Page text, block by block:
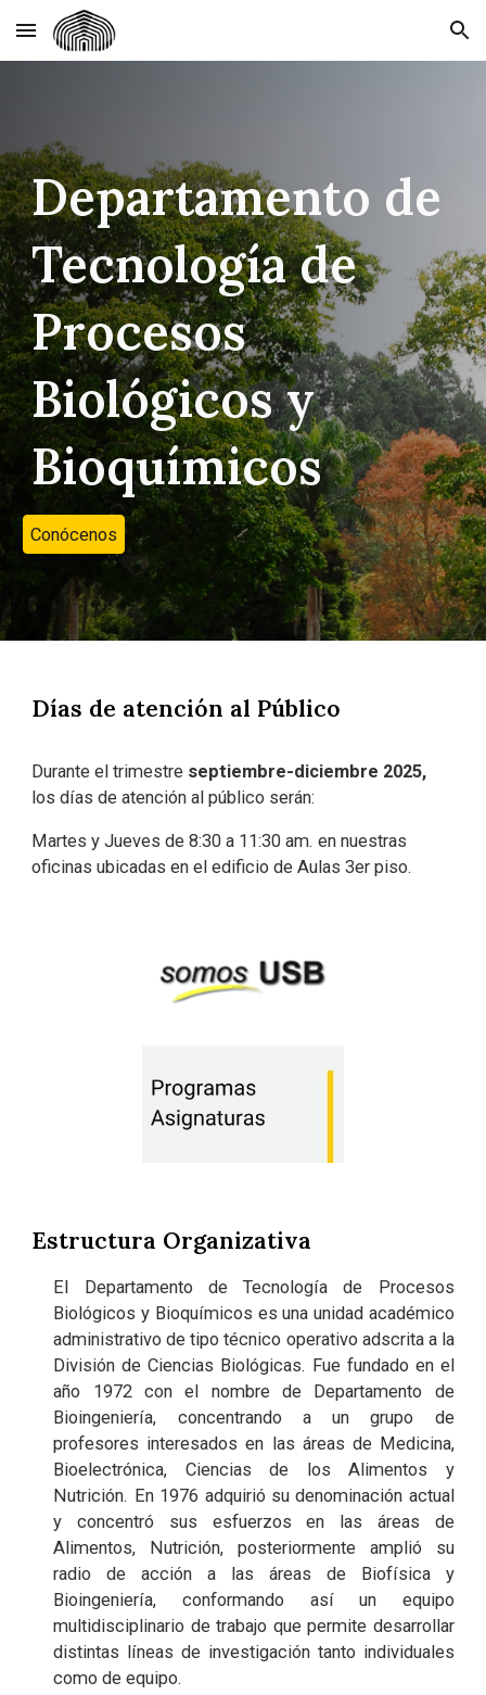
Skip to main content Skip to navigation
Departamento de
Tecnología de
Procesos
Biológicos y
Bioquímicos
Conócenos
Días de atención al Público
Durante el trimestre septiembre-diciembre 2025,
los días de atención al público serán:
Martes y Juevesde 8:30 a 11:30 am. en nuestras
oficinas ubicadas en el edificio de Aulas 3er piso.
Estructura Organizativa
El Departamento de Tecnología de Procesos
Biológicos y Bioquímicos es una unidad académico
administrativo de tipo técnico operativo adscrita a la
División de Ciencias Biológicas. Fue fundado en el
año 1972 con el nombre de Departamento de
Bioingeniería, concentrando a un grupo de
profesores interesados en las áreas de Medicina,
Bioelectrónica, Ciencias de los Alimentos y
Nutrición. En 1976 adquirió su denominación actual
y concentró sus esfuerzos en las áreas de
Alimentos, Nutrición, posteriormente amplió su
radio de acción a las áreas de Biofísica y
Bioingeniería, conformando así un equipo
multidisciplinario de trabajo que permite desarrollar
distintas líneas de investigación tanto individuales
como de equipo.